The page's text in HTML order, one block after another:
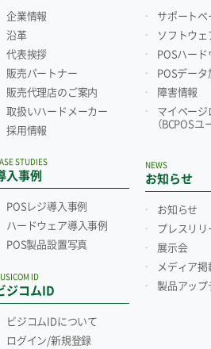
企業情報
沿革
代表挨拶
販売パートナー
販売代理店のご案内
取扱いハードメーカー
採用情報
入事例
STUDIES
POSレジ導入事例
ハードウェア導入事例
POS製品設置写真
ジコムID
ID
ビジコムIDについて
ログイン/新規登録
サポートペ
ソフトウェ
POSハード
POSデータ
障害情報
マイページ
（BCPOSユ
お知らせ
NEWS
お知らせ
プレスリリ
展示会
メディア掲
製品アップ